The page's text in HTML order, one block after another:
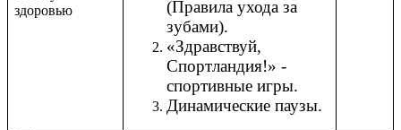
здоровью
(Правила ухода за
зубами).
«Здравствуй,
Спортландия!» -
спортивные игры.
Динамические паузы.